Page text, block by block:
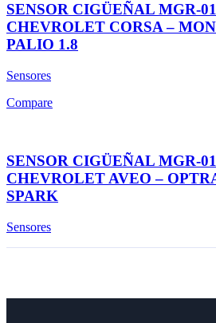
SENSOR CIGÜEÑAL MGR-
CHEVROLET CORSA –
PALIO 1.8
Sensores
Compare
SENSOR CIGÜEÑAL MGR-
CHEVROLET AVEO –
SPARK
Sensores